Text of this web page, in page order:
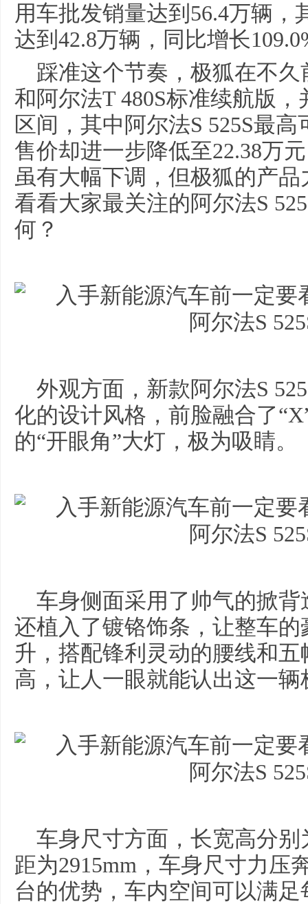
用车批发销量达到56.4万辆
达到42.8万辆，同比增长
踩准这个节奏，极狐在不久
和阿尔法T 480S标准续航版
区间，其中阿尔法S 525S最
售价却进一步降低至22.38万
虽有大幅下调，但极狐的产
看看大家最关注的阿尔法S
何？
外观方面，新款阿尔法S
化的设计风格，前脸融合了
的“开眼角”大灯，极为吸睛。
车身侧面采用了帅气的掀
还植入了镀铬饰条，让整车
升，搭配锋利灵动的腰线和
高，让人一眼就能认出这一辆
车身尺寸方面，长宽高分别
距为2915mm，车身尺寸力压
台的优势，车内空间可以满